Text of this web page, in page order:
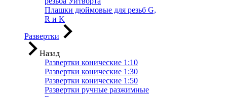
Плашки дюймовые для резьб G,
R и K
Развертки
Назад
Развертки конические 1:10
Развертки конические 1:30
Развертки конические 1:50
Развертки ручные разжимные